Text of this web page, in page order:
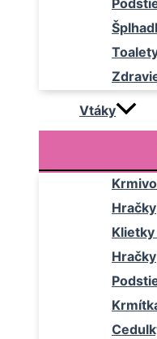
Vtáky
Krmivo
Hračky
Hračky